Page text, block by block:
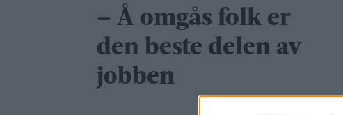
– Å omgås folk er
den beste delen av
jobben